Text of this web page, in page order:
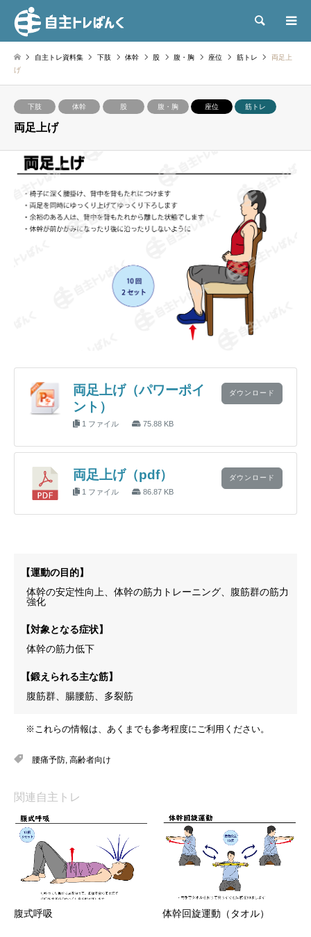
検索
自主トレ資料集 下肢 体幹 股 腹・胸 座位 筋トレ
両足上
げ
下肢 体幹 股 腹・胸 座位 筋トレ
両足上げ
両足上げ（パワーポイ
ント）
1 ファイル 75.88 KB
ダウンロード
両足上げ（pdf）
1 ファイル 86.87 KB
ダウンロード
【運動の目的】
体幹の安定性向上、体幹の筋力トレーニング、腹筋群の筋力
強化
【対象となる症状】
体幹の筋力低下
【鍛えられる主な筋】
腹筋群、腸腰筋、多裂筋
※これらの情報は、あくまでも参考程度にご利用ください。
腰痛予防 高齢者向け
関連自主トレ
腹式呼吸 体幹回旋運動（タオル）